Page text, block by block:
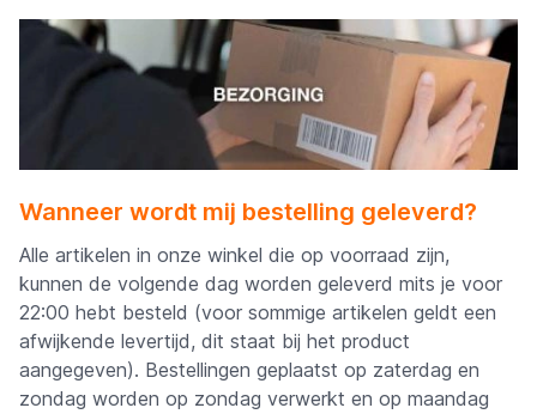
Wanneer wordt mij bestelling geleverd?
Alle artikelen in onze winkel die op voorraad zijn,
kunnen de volgende dag worden geleverd mits je voor
22:00 hebt besteld (voor sommige artikelen geldt een
afwijkende levertijd, dit staat bij het product
aangegeven). Bestellingen geplaatst op zaterdag en
zondag worden op zondag verwerkt en op maandag